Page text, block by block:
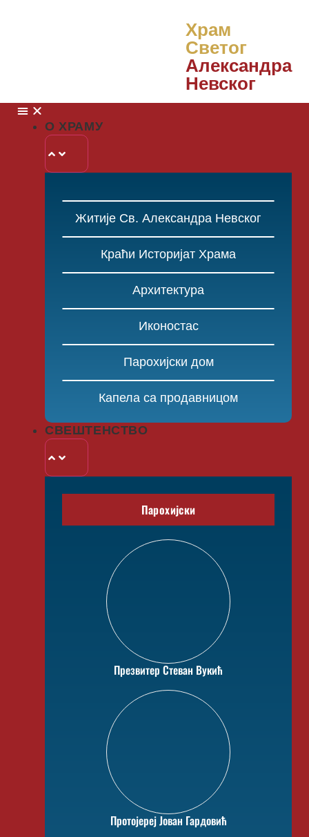
Храм
Светог
Александра
Невског
О ХРАМУ
Житије Св. Александра Невског
Краћи Историјат Храма
Архитектура
Иконостас
Парохијски дом
Капела са продавницом
СВЕШТЕНСТВО
Парохијски
Презвитер Стеван Вукић
Протојереј Јован Гардовић